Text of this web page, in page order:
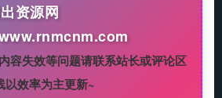
资源网
容失效等问题请联系站长或评论区
以效率为主更新~